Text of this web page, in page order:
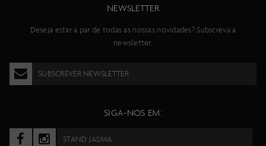
NEWSLETTER
Deseja estar a par de todas as nossas novidades? Subscreva a
newsletter.
SUBSCREVER NEWSLETTER
SIGA-NOS EM:
STAND JASMA